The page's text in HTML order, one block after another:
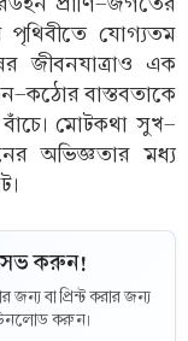
পৃথিবীতে যোগ্যতম
জীবনযাত্রাও এক
কঠোর বাস্তবতাকে
মোটকথা সুখ-
অভিজ্ঞতার মধ্য
করুন!
বা প্রিন্ট করার জন্য
করুন।